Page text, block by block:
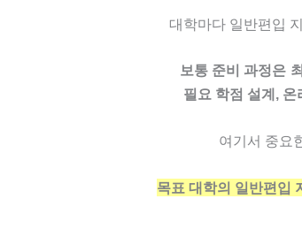
대학마다 일반편입
보통 준비 과정은
필요 학점 설계,
여기서 중요
목표 대학의 일반편입